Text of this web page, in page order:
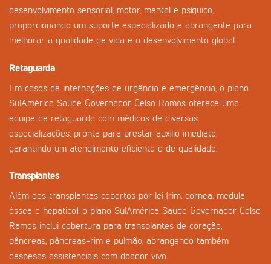
desenvolvimento sensorial, motor, mental e psíquico,
proporcionando um suporte especializado e abrangente para
melhorar a qualidade de vida e o desenvolvimento global.
Retaguarda
Em casos de internações de urgência e emergência, o plano
SulAmérica Saúde Governador Celso Ramos oferece uma
equipe de retaguarda com médicos de diversas
especializações, pronta para prestar auxílio imediato,
garantindo um atendimento eficiente e de qualidade.
Transplantes
Além dos transplantas cobertos por lei (rim, córnea, medula
óssea e hepático), o plano SulAmérica Saúde Governador Celso
Ramos inclui cobertura para transplantes de coração,
pâncreas, pâncreas-rim e pulmão, abrangendo também
despesas assistenciais com doador vivo.